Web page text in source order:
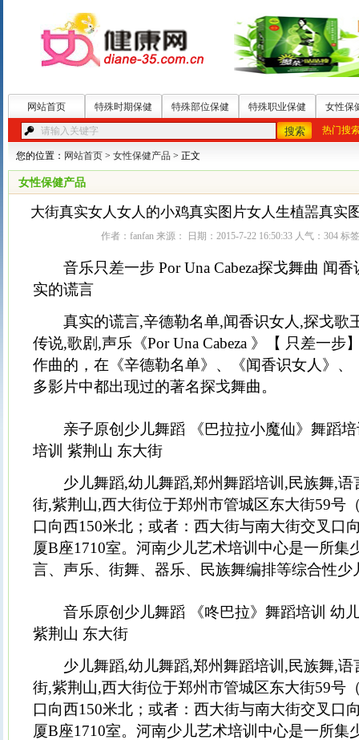
网站首页 特殊时期保健 特殊部位保健 特殊职业保健 女性保
热门搜
您的位置： 网站首页 > 女性保健产品 > 正文
女性保健产品
大街真实女人女人的小鸡真实图片女人生植噐真实
作者：fanfan 来源： 日期：2015-7-22 16:50:33 人气： 304标
音乐只差一步 Por Una Cabeza探戈舞曲 闻香
实的谎言
真实的谎言,辛德勒名单,闻香识女人,探戈歌
传说,歌剧,声乐《Por Una Cabeza 》【 只差一
作曲的，在《辛德勒名单》、《闻香识女人》、
多影片中都出现过的著名探戈舞曲。
亲子原创少儿舞蹈 《巴拉拉小魔仙》舞蹈培
培训 紫荆山 东大街
少儿舞蹈,幼儿舞蹈,郑州舞蹈培训,民族舞,语
街,紫荆山,西大街位于郑州市管城区东大街59号
口向西150米北；或者：西大街与南大街交叉口
厦B座1710室。河南少儿艺术培训中心是一所集
言、声乐、街舞、器乐、民族舞编排等综合性少
音乐原创少儿舞蹈 《咚巴拉》舞蹈培训 幼
紫荆山 东大街
少儿舞蹈,幼儿舞蹈,郑州舞蹈培训,民族舞,语
街,紫荆山,西大街位于郑州市管城区东大街59号
口向西150米北；或者：西大街与南大街交叉口
厦B座1710室。河南少儿艺术培训中心是一所集